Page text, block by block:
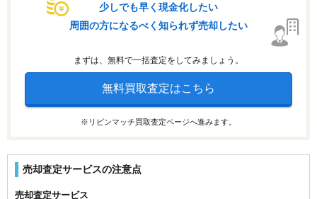
少しでも早く現金化したい
周囲の方になるべく知られず売却したい
まずは、無料で一括査定をしてみましょう。
無料買取査定はこちら
※リビンマッチ買取査定ページへ進みます。
売却査定サービスの注意点
売却査定サービス